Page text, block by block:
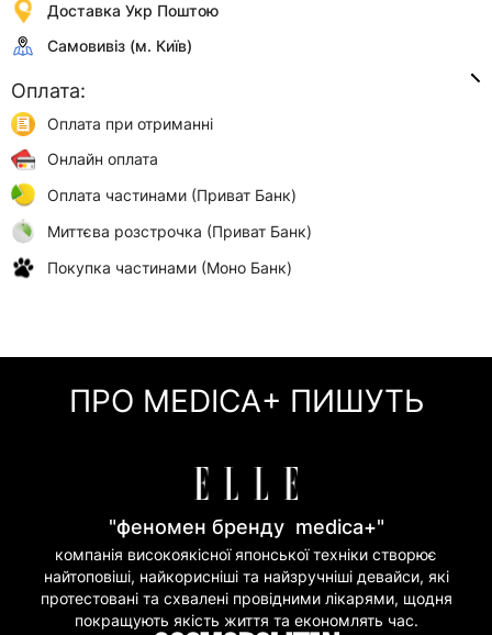
Доставка Укр Поштою
Самовивіз (м. Київ)
Оплата:
Оплата при отриманні
Онлайн оплата
Оплата частинами (Приват Банк)
Миттєва розстрочка (Приват Банк)
Покупка частинами (Моно Банк)
ПРО MEDICA+ ПИШУТЬ
"феномен бренду medica+"
компанія високоякісної японської техніки створює
найтоповіші, найкорисніші та найзручніші девайси, які
протестовані та схвалені провідними лікарями, щодня
покращують якість життя та економлять час.